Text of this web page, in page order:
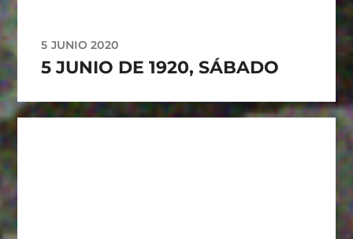
5 JUNIO 2020
5 JUNIO DE 1920, SÁBADO